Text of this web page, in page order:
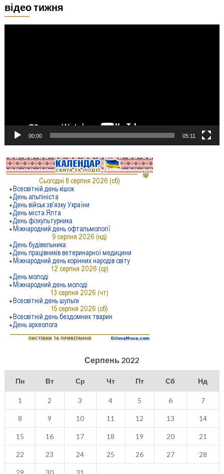
відео тижня
00:00 05:11
Серпень 2022
Пн Вт Ср Чт Пт Сб Нд
1 2 3 4 5 6 7
8 9 10 11 12 13 14
15 16 17 18 19 20 21
22 23 24 25 26 27 28
29 30 31